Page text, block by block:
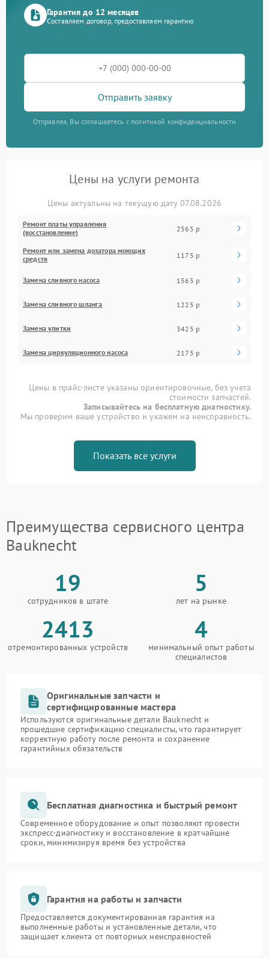
Гарантия до 12 месяцев
Составляем договор, предоставляем гарантию
Отправить заявку
Отправляя, Вы соглашаетесь с политикой конфиденциальности
Цены на услуги ремонта
Цены актуальны на текущую дату 07.08.2026
Ремонт платы управления
(восстановление)
2565 р
Ремонт или замена дозатора моющих
средств
1175 р
Замена сливного насоса 1565 р
Замена сливного шланга 1225 р
Замена улитки 3425 р
Замена циркуляционного насоса 2175 р
Цены в прайс-листе указаны ориентировочные, без учета
стоимости запчастей.
Записывайтесь на бесплатную диагностику.
Мы проверим ваше устройство и укажем на неисправность.
Показать все услуги
Преимущества сервисного центра
Bauknecht
19
сотрудников в штате
5
лет на рынке
2413
отремонтированных устройств
4
минимальный опыт работы
специалистов
Оригинальные запчасти и
сертифицированные мастера
Используются оригинальные детали Bauknecht и
прошедшие сертификацию специалисты, что гарантирует
корректную работу после ремонта и сохранение
гарантийных обязательств
Бесплатная диагностика и быстрый ремонт
Современное оборудование и опыт позволяют провести
экспресс-диагностику и восстановление в кратчайшие
сроки, минимизируя время без устройства
Гарантия на работы и запчасти
Предоставляется документированная гарантия на
выполненные работы и установленные детали, что
защищает клиента от повторных неисправностей